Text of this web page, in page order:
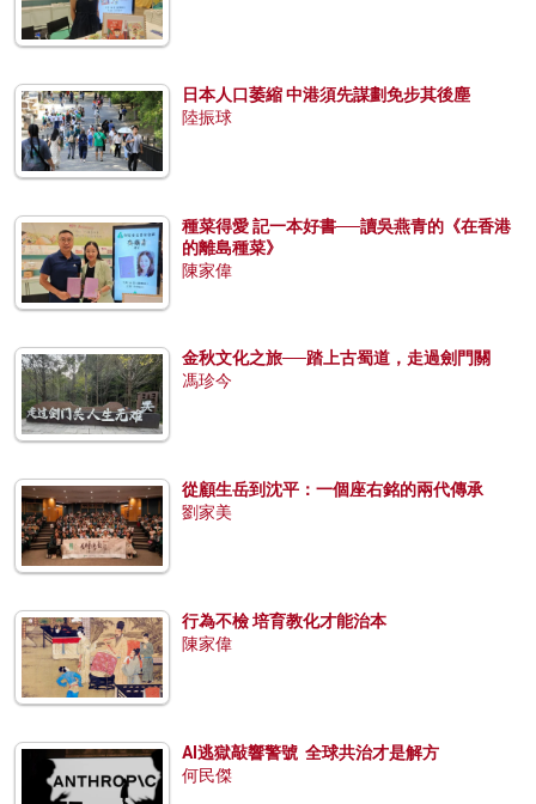
日本人口萎縮 中港須先謀劃免步其後塵
陸振球
種菜得愛 記一本好書──讀吳燕青的《在香港
的離島種菜》
陳家偉
金秋文化之旅──踏上古蜀道，走過劍門關
馮珍今
從顧生岳到沈平：一個座右銘的兩代傳承
劉家美
行為不檢 培育教化才能治本
陳家偉
AI逃獄敲響警號 全球共治才是解方
何民傑